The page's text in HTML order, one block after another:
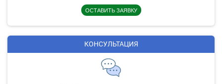
ОСТАВИТЬ ЗАЯВКУ
КОНСУЛЬТАЦИЯ